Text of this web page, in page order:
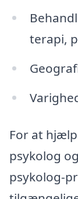
terapi,
For at
psykolog
psykolog-